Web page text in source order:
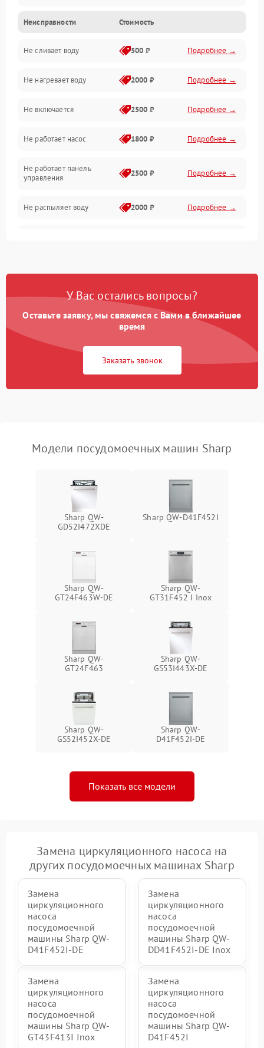
Управление
Электропитание
Датчики
Нагрев
Вода
Гигиена
Программное обеспечение
Неисправности Стоимость
Не сливает воду 500 ₽ Подробнее →
Не нагревает воду 2000 ₽ Подробнее →
Не включается 2500 ₽ Подробнее →
Не работает насос 1800 ₽ Подробнее →
Не работает панель
управления
2500 ₽ Подробнее →
Не распыляет воду 2000 ₽ Подробнее →
Проблемы с набором
Не работает сушилка 2100 ₽ Подробнее →
Сбои в работе таймера 1700 ₽
У Вас остались вопросы?
Оставьте заявку, мы свяжемся с Вами в ближайшее
время
Заказать звонок
Модели посудомоечных машин Sharp
Sharp QW-
GD52I472XDE
Sharp QW-D41F452I
Sharp QW-
GT24F463W-DE
Sharp QW-
GT31F452 I Inox
Sharp QW-
GT24F463
Sharp QW-
GS53I443X-DE
Sharp QW-
GS52I452X-DE
Sharp QW-
D41F452I-DE
Показать все модели
Замена циркуляционного насоса на
других посудомоечных машинах Sharp
Замена
циркуляционного
насоса
посудомоечной
машины Sharp QW-
D41F452I-DE
Замена
циркуляционного
насоса
посудомоечной
машины Sharp QW-
DD41F452I-DE Inox
Замена
циркуляционного
насоса
посудомоечной
машины Sharp QW-
GT43F413I Inox
Замена
циркуляционного
насоса
посудомоечной
машины Sharp QW-
D41F452I